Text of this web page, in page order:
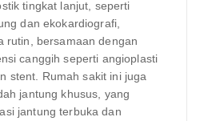
tingkat lanjut, seperti
dan ekokardiografi,
rutin, bersamaan dengan
canggih seperti angioplasti
stent. Rumah sakit ini juga
jantung khusus, yang
jantung terbuka dan